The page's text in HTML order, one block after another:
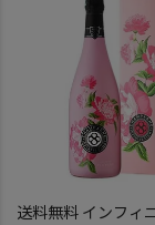
送料無料 インフィ